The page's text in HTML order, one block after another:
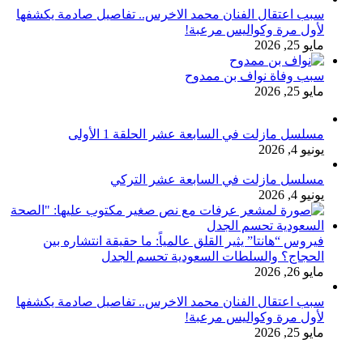
سبب اعتقال الفنان محمد الاخرس.. تفاصيل صادمة يكشفها
لأول مرة وكواليس مرعبة!
مايو 25, 2026
سبب وفاة نواف بن ممدوح
مايو 25, 2026
مسلسل مازلت في السابعة عشر الحلقة 1 الأولى
يونيو 4, 2026
مسلسل مازلت في السابعة عشر التركي
يونيو 4, 2026
فيروس “هانتا” يثير القلق عالمياً: ما حقيقة انتشاره بين
الحجاج؟ والسلطات السعودية تحسم الجدل
مايو 26, 2026
سبب اعتقال الفنان محمد الاخرس.. تفاصيل صادمة يكشفها
لأول مرة وكواليس مرعبة!
مايو 25, 2026